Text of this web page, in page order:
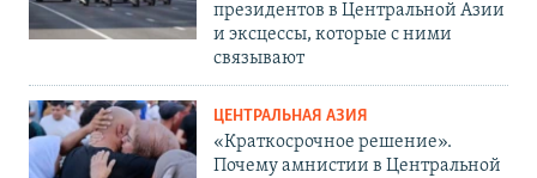
президентов в Центральной Азии
и эксцессы, которые с ними
связывают
ЦЕНТРАЛЬНАЯ АЗИЯ
«Краткосрочное решение».
Почему амнистии в Центральной